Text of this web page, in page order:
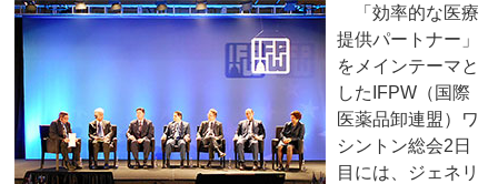
「効率的な医療
提供パートナー」
をメインテーマと
したIFPW（国際
医薬品卸連盟）ワ
シントン総会2日
目には、ジェネリ